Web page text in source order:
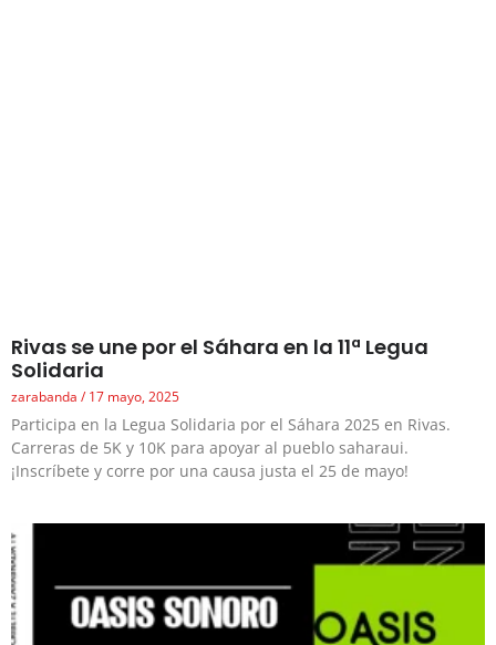
Rivas se une por el Sáhara en la 11ª Legua
Solidaria
zarabanda 17 mayo, 2025
Participa en la Legua Solidaria por el Sáhara 2025 en Rivas.
Carreras de 5K y 10K para apoyar al pueblo saharaui.
¡Inscríbete y corre por una causa justa el 25 de mayo!